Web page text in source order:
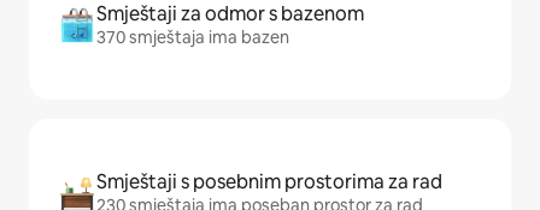
Smještaji za odmor s bazenom
370 smještaja ima bazen
Smještaji s posebnim prostorima za rad
230 smještaja ima poseban prostor za rad